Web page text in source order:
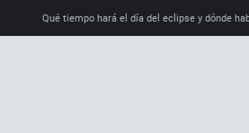
Qué tiempo hará el día del eclipse y dónde